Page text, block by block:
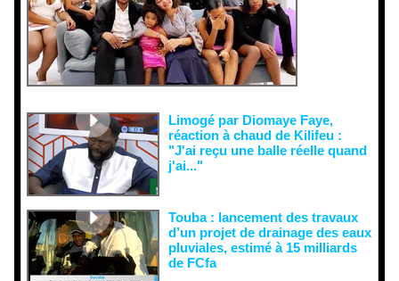
Limogé par Diomaye Faye,
réaction à chaud de Kilifeu :
"J'ai reçu une balle réelle quand
j'ai..."
Touba : lancement des travaux
d’un projet de drainage des eaux
pluviales, estimé à 15 milliards
de FCfa ‎